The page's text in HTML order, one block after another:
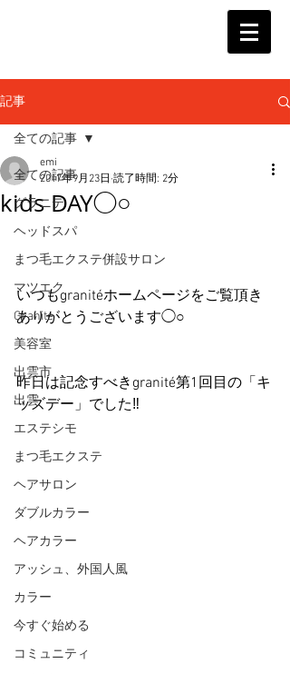
記事
全ての記事
グラニテ
ヘッドスパ
まつ毛エクステ併設サロン
マツエク
Granite
美容室
出雲市
出雲
エステシモ
まつ毛エクステ
ヘアサロン
ダブルカラー
ヘアカラー
アッシュ、外国人風
カラー
今すぐ始める
コミュニティ
全ての記事
kids DAY◯○
emi
2017年9月23日 読了時間: 2分
いつもgranitéホームページをご覧頂き
ありがとうございます◯○
昨日は記念すべきgranité第1回目の「キ
ッズデー」でした‼︎